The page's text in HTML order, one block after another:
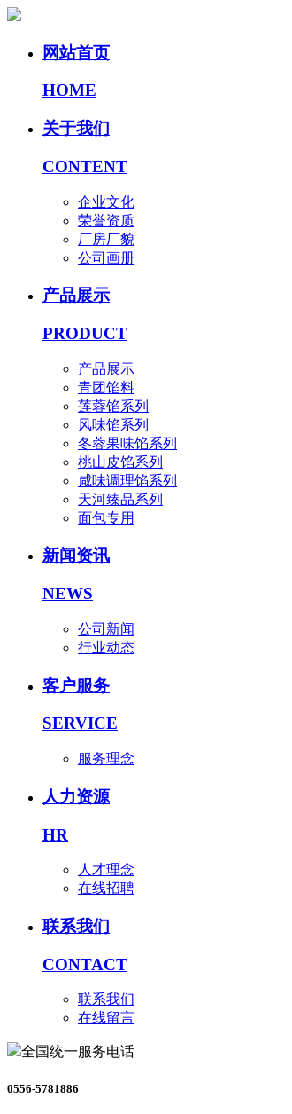
网站首页
HOME
关于我们
CONTENT
企业文化
荣誉资质
厂房厂貌
公司画册
产品展示
PRODUCT
产品展示
青团馅料
莲蓉馅系列
风味馅系列
冬蓉果味馅系列
桃山皮馅系列
咸味调理馅系列
天河臻品系列
面包专用
新闻资讯
NEWS
公司新闻
行业动态
客户服务
SERVICE
服务理念
人力资源
HR
人才理念
在线招聘
联系我们
CONTACT
联系我们
在线留言
全国统一服务电话
0556-5781886